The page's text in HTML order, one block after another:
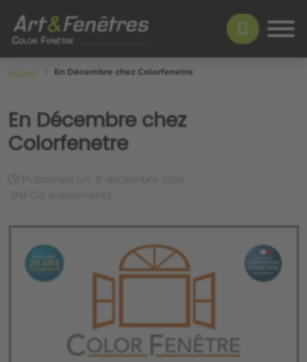
En Décembre chez Colorfenetre
En Décembre chez
Colorfenetre
Color Fenêtre